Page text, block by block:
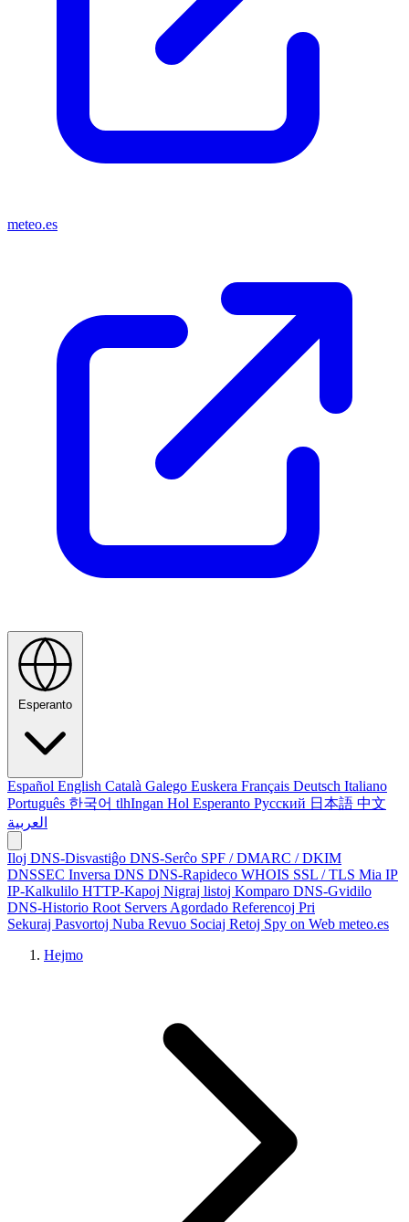
meteo.es
Esperanto
Español English Català Galego Euskera Français Deutsch Italiano
Português 한국어 tlhIngan Hol Esperanto Русский 日本語 中文
العربية
Iloj DNS-Disvastiĝo DNS-Serĉo SPF / DMARC / DKIM
DNSSEC Inversa DNS DNS-Rapideco WHOIS SSL / TLS Mia IP
IP-Kalkulilo HTTP-Kapoj Nigraj listoj Komparo DNS-Gvidilo
DNS-Historio Root Servers Agordado Referencoj Pri
Sekuraj Pasvortoj Nuba Revuo Sociaj Retoj Spy on Web meteo.es
Hejmo